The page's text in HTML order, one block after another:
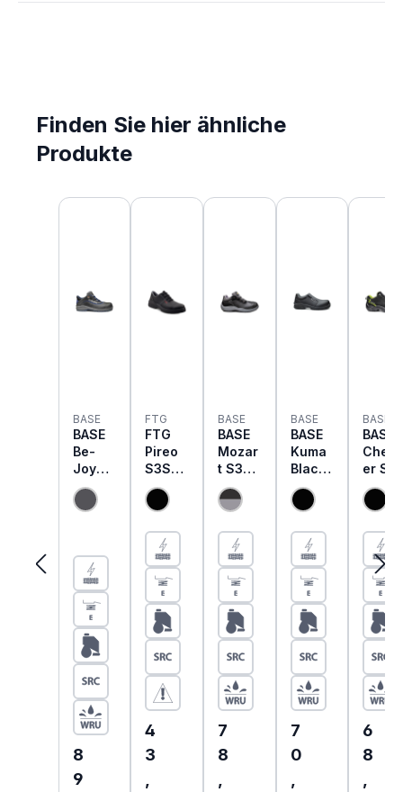
Finden Sie hier ähnliche
Produkte
Produktgalerie überspringen
BASE
BASE
Be-
Joy
S3S
Sicher
B0874
metall
frei
Regulärer Preis:
8
9
FTG
FTG
Pireo
S3S
Sicher
heitss
|
Maste
r Line
Regulärer Preis:
4
3
BASE
BASE
Mozar
t S3
Sicher
heitss
B0118
Regulärer Preis:
7
8
BASE
BASE
Kuma
Black
Hygie
ne S2
heitss
chuhe
B0962
metall
frei
Regulärer
7
0
BASE
BASE
Chest
er S3L
heitss
B0178
6
8